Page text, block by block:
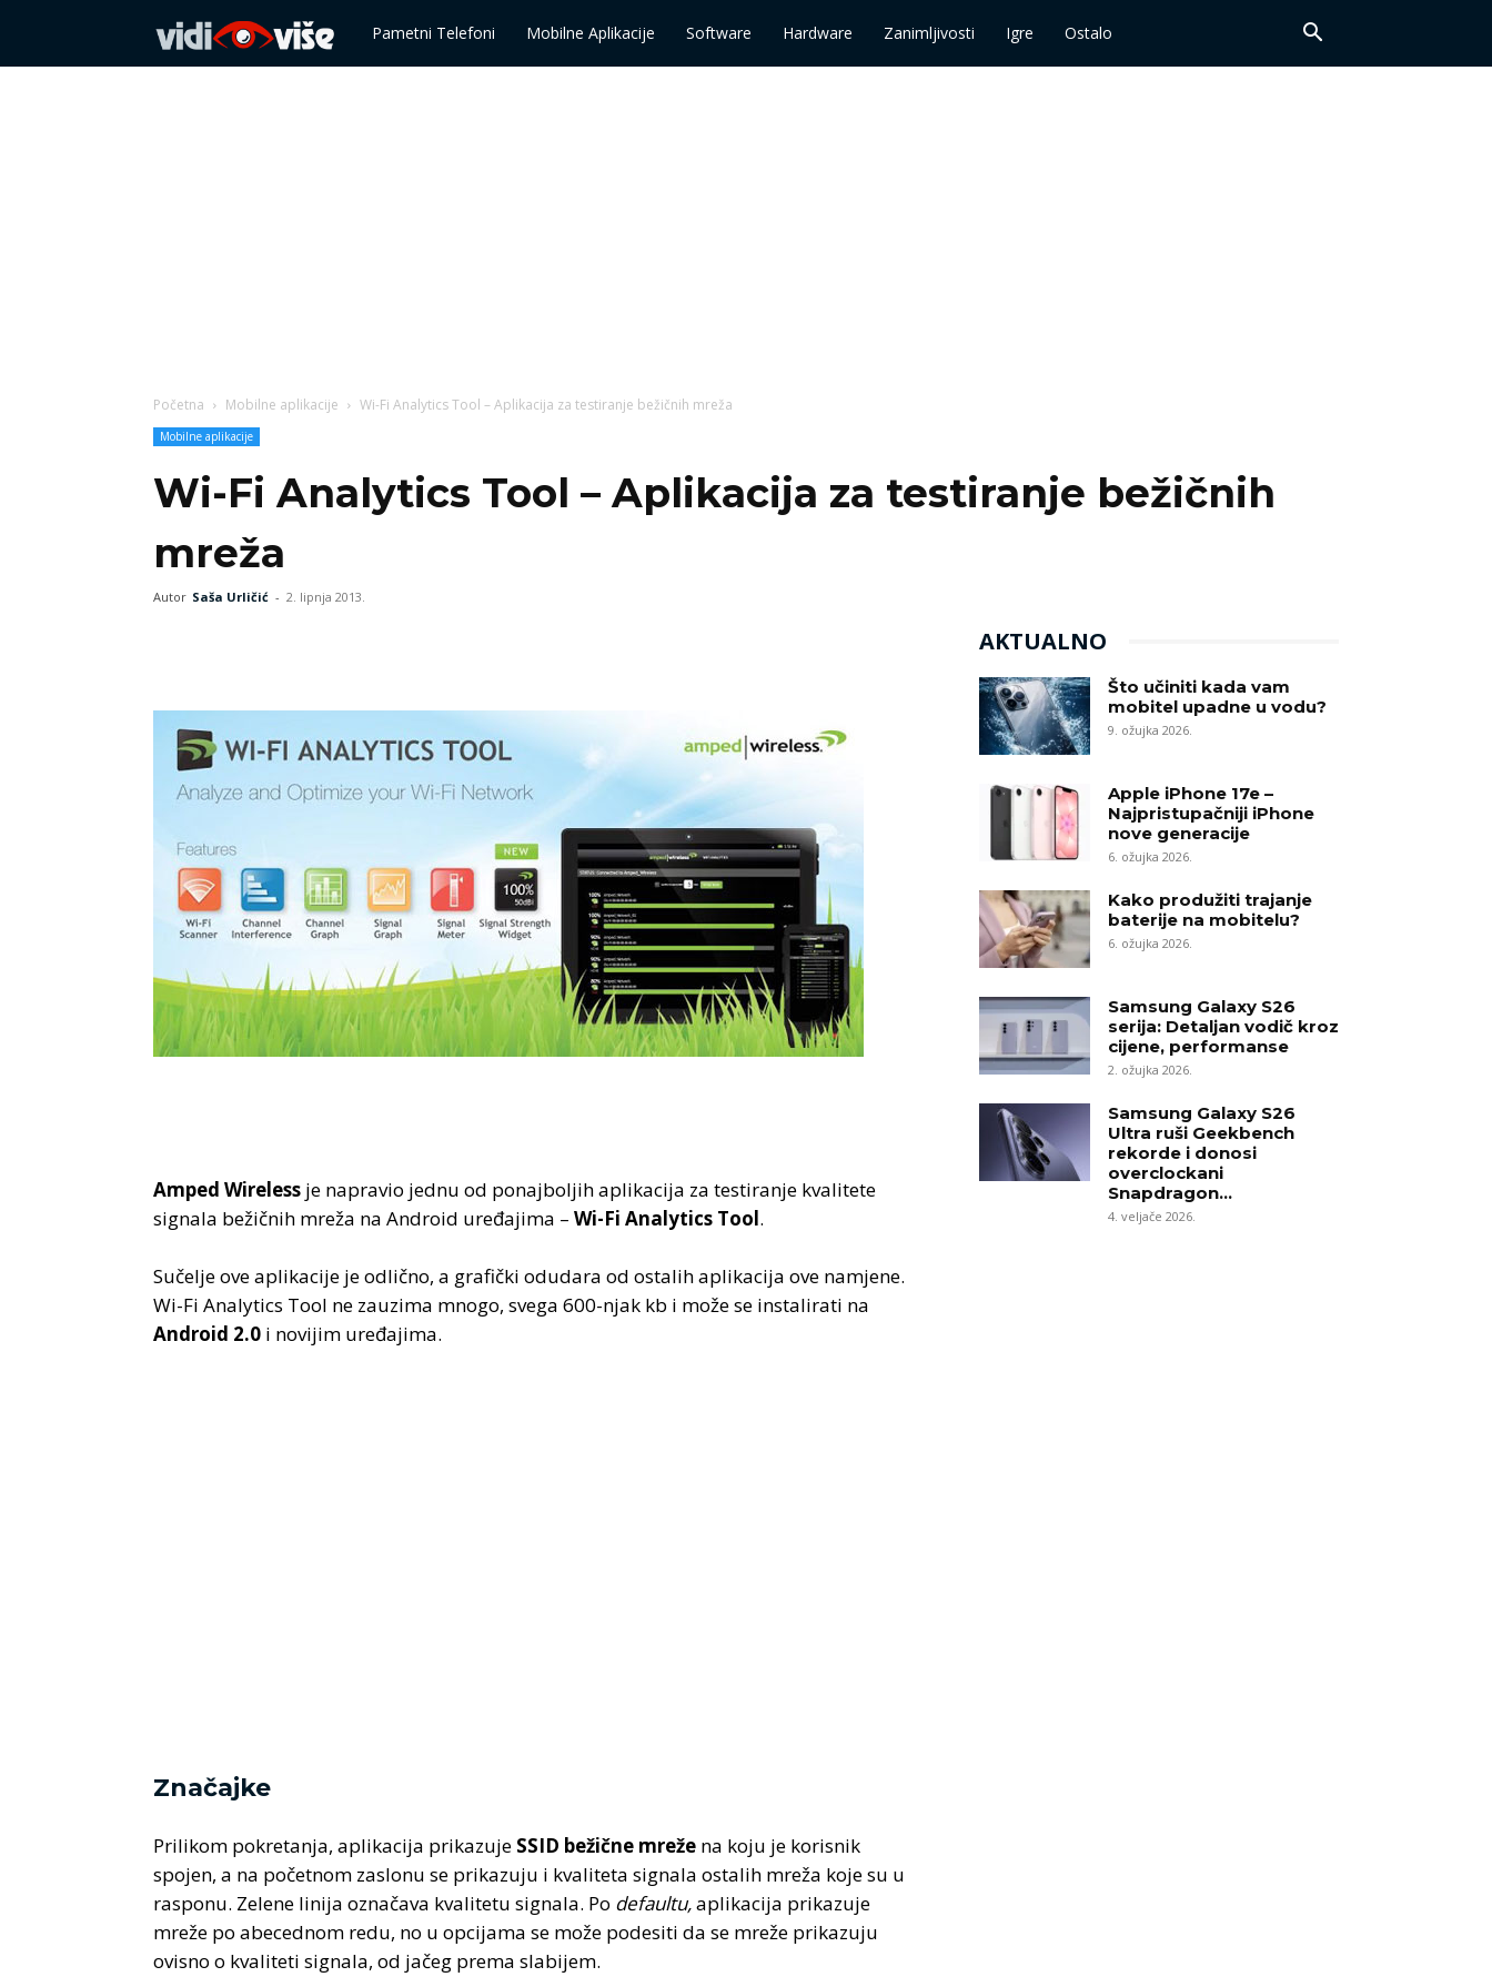
VidiPametni Telefoni Mobilne Aplikacije Software Hardware Zanimljivosti Igre Ostalo
Početna Mobilne aplikacije Wi-Fi Analytics Tool – Aplikacija za testiranje bežičnih mreža
Mobilne aplikacije
Wi-Fi Analytics Tool – Aplikacija za testiranje bežičnih
mreža
Autor Saša Urličić - 2. lipnja 2013.
Amped Wireless je napravio jednu od ponajboljih aplikacija za testiranje kvalitete
signala bežičnih mreža na Android uređajima – Wi-Fi Analytics Tool.
Sučelje ove aplikacije je odlično, a grafički odudara od ostalih aplikacija ove namjene.
Wi-Fi Analytics Tool ne zauzima mnogo, svega 600-njak kb i može se instalirati na
Android 2.0 i novijim uređajima.
Značajke
Prilikom pokretanja, aplikacija prikazuje SSID bežične mreže na koju je korisnik
spojen, a na početnom zaslonu se prikazuju i kvaliteta signala ostalih mreža koje su u
rasponu. Zelene linija označava kvalitetu signala. Po defaultu,aplikacija prikazuje
mreže po abecednom redu, no u opcijama se može podesiti da se mreže prikazuju
ovisno o kvaliteti signala, od jačeg prema slabijem.
AKTUALNO
Što učiniti kada vam
mobitel upadne u vodu?
9. ožujka 2026.
Apple iPhone 17e –
Najpristupačniji iPhone
nove generacije
6. ožujka 2026.
Kako produžiti trajanje
baterije na mobitelu?
6. ožujka 2026.
Samsung Galaxy S26
serija: Detaljan vodič kroz
cijene, performanse
2. ožujka 2026.
Samsung Galaxy S26
Ultra ruši Geekbench
rekorde i donosi
overclockani
Snapdragon...
4. veljače 2026.